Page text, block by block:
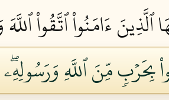
ءَامَنُواْ ٱتَّقُواْ
بِحَرۡبٖ مِّنَ ٱللَّهِ